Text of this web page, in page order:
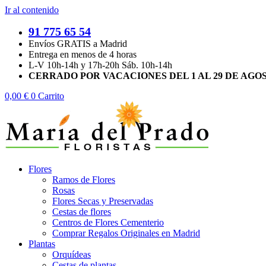
Ir al contenido
91 775 65 54
Envíos GRATIS a Madrid
Entrega en menos de 4 horas
L-V 10h-14h y 17h-20h Sáb. 10h-14h
CERRADO POR VACACIONES DEL 1 AL 29 DE
0,00 € 0 Carrito
Flores
Ramos de Flores
Rosas
Flores Secas y Preservadas
Cestas de flores
Centros de Flores Cementerio
Comprar Regalos Originales en Madrid
Plantas
Orquídeas